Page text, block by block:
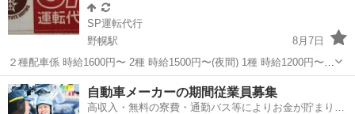
SP運転代行
野幌駅
8月7日
２種配車係 時給1600円〜 2種 時給1500円〜(夜間) 1種 時給1200円〜
月給 28万〜(週5勤務で) ◆ＷワークＯＫ ◆履歴書不要 勤務地/江別市
野幌 ＊車通勤ＯＫ!! 19:00～翌5:00 ※シフト制 ...
北海道 江別市 野幌駅 時給
自動車メーカーの期間従業員募集
高収入・無料の寮費・通勤バス等によりお金が貯まりや